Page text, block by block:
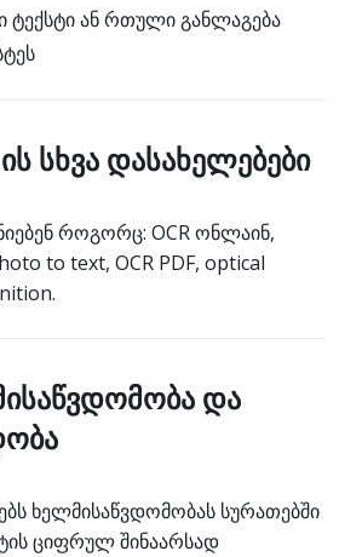
ტექსტი ან რთული განლაგება
სხვა დასახელებები
როგორც: OCR ონლაინ,
to text, OCR PDF, optical
და
ხელმისაწვდომობას სურათებში
ციფრულ შინაარსად